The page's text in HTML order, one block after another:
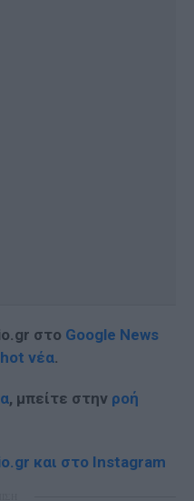
στο Google News
νέα.
, μπείτε στην ροή
και στο Instagram